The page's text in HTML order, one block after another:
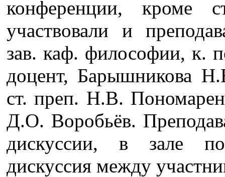
конференции, кроме
участвовали и
зав. каф. философии, к.
доцент, Барышникова
ст. преп. Н.В.
Д.О. Воробьёв.
дискуссии, в зале
дискуссия между